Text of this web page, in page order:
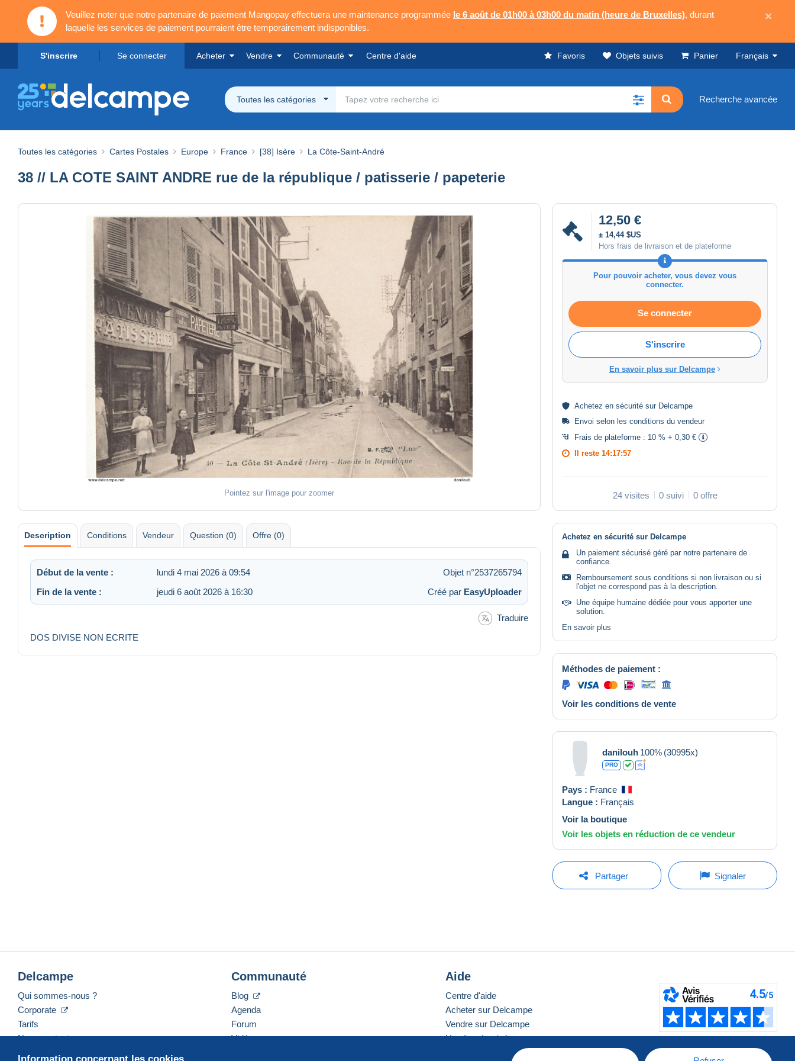
Veuillez noter que notre partenaire de paiement Mangopay effectuera une maintenance programmée le 6 août de 01h00 à 03h00 du matin (heure de Bruxelles), durant
laquelle les services de paiement pourraient être temporairement indisponibles.
×
S'inscrire Se connecter Acheter Vendre Communauté Centre d'aide Favoris Objets suivis Panier Français
Toutes les catégories Recherche avancée
Toutes les catégories Cartes Postales Europe France [38] Isère La Côte-Saint-André
38 // LA COTE SAINT ANDRE rue de la république / patisserie / papeterie
Pointez sur l'image pour zoomer
12,50 €
± 14,44 $US
Hors frais de livraison et de plateforme
Pour pouvoir acheter, vous devez vous
connecter.
Se connecter
S'inscrire
En savoir plus sur Delcampe
Achetez en sécurité sur Delcampe
Envoi selon les conditions du vendeur
Frais de plateforme : 10 % + 0,30 €
Il reste 14:17:57
24 visites 0 suivi 0 offre
Description Conditions Vendeur Question (0) Offre (0)
Début de la vente : lundi 4 mai 2026 à 09:54
Objet n°2537265794
Fin de la vente :
jeudi 6 août 2026 à 16:30 Créé par EasyUploader
Traduire
DOS DIVISE NON ECRITE
Achetez en sécurité sur Delcampe
Un paiement sécurisé géré par notre partenaire de
confiance.
Remboursement sous conditions si non livraison ou si
l'objet ne correspond pas à la description.
Une équipe humaine dédiée pour vous apporter une
solution.
En savoir plus
Méthodes de paiement :
Voir les conditions de vente
danilouh 100% (30995x)
PRO
Pays : France
Langue : Français
Voir la boutique
Voir les objets en réduction de ce vendeur
Partager Signaler
Information concernant les cookies
Delcampe
Qui sommes-nous ?
Corporate
Tarifs
Nous contacter
Communauté
Blog
Agenda
Forum
Vidéos
Aide
Centre d'aide
Acheter sur Delcampe
Vendre sur Delcampe
Un site sécurisé